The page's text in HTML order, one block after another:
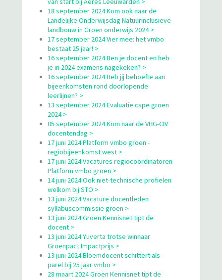
18 september 2024 Kom ook naar de
Landelijke Onderwijsdag Natuurinclusieve
landbouw in Groen onderwijs 2024 >
17 september 2024 Vier mee: het vmbo
bestaat 25 jaar! >
16 september 2024 Ben je docent en heb
je in 2024 examens nagekeken? >
16 september 2024 Heb jij behoefte aan
bijeenkomsten rond doorlopende
leerlijnen? >
13 september 2024 Evaluatie cspe groen
2024 >
05 september 2024 Kom naar de VHG-CIV
docentendag >
17 juni 2024 Platform vmbo groen -
regiobijeenkomst west >
17 juni 2024 Vacatures regiocoördinatoren
Platform vmbo groen >
14 juni 2024 Ook niet-technische profielen
welkom bij STO >
13 juni 2024 Vacature docentleden
syllabuscommissie groen >
13 juni 2024 Groen Kennisnet tipt de
docent >
13 juni 2024 Yuverta trotse winnaar
Groenpact Impactprijs >
13 juni 2024 Bloemdocent schittert als
parel bij 25 jaar vmbo >
28 maart 2024 Groen Kennisnet tipt de